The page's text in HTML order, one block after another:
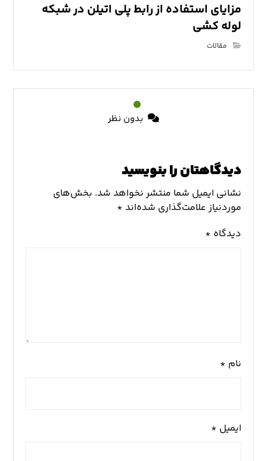
مزایای استفاده از رابط پلی اتیلن در شبکه
لوله کشی
مقالات
بدون نظر
دیدگاهتان را بنویسید
نشانی ایمیل شما منتشر نخواهد شد. بخش‌های
موردنیاز علامت‌گذاری شده‌اند *
دیدگاه *
نام *
ایمیل *